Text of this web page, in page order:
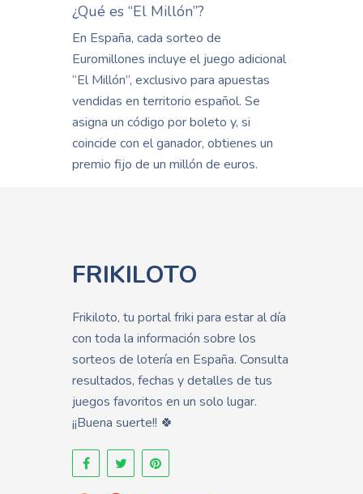
¿Qué es “El Millón”?
En España, cada sorteo de
Euromillones incluye el juego adicional
“El Millón”, exclusivo para apuestas
vendidas en territorio español. Se
asigna un código por boleto y, si
coincide con el ganador, obtienes un
premio fijo de un millón de euros.
FRIKILOTO
Frikiloto, tu portal friki para estar al día
con toda la información sobre los
sorteos de lotería en España. Consulta
resultados, fechas y detalles de tus
juegos favoritos en un solo lugar.
¡¡Buena suerte!! 🍀